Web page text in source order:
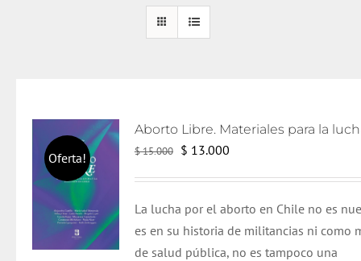
Oferta! $15.000 El
era:
$ 15.000.
$ 13.000El
es:
$ 13.000.
La lucha por el aborto en Chile no es
es en su historia de militancias ni como
de salud pública, no es tampoco una